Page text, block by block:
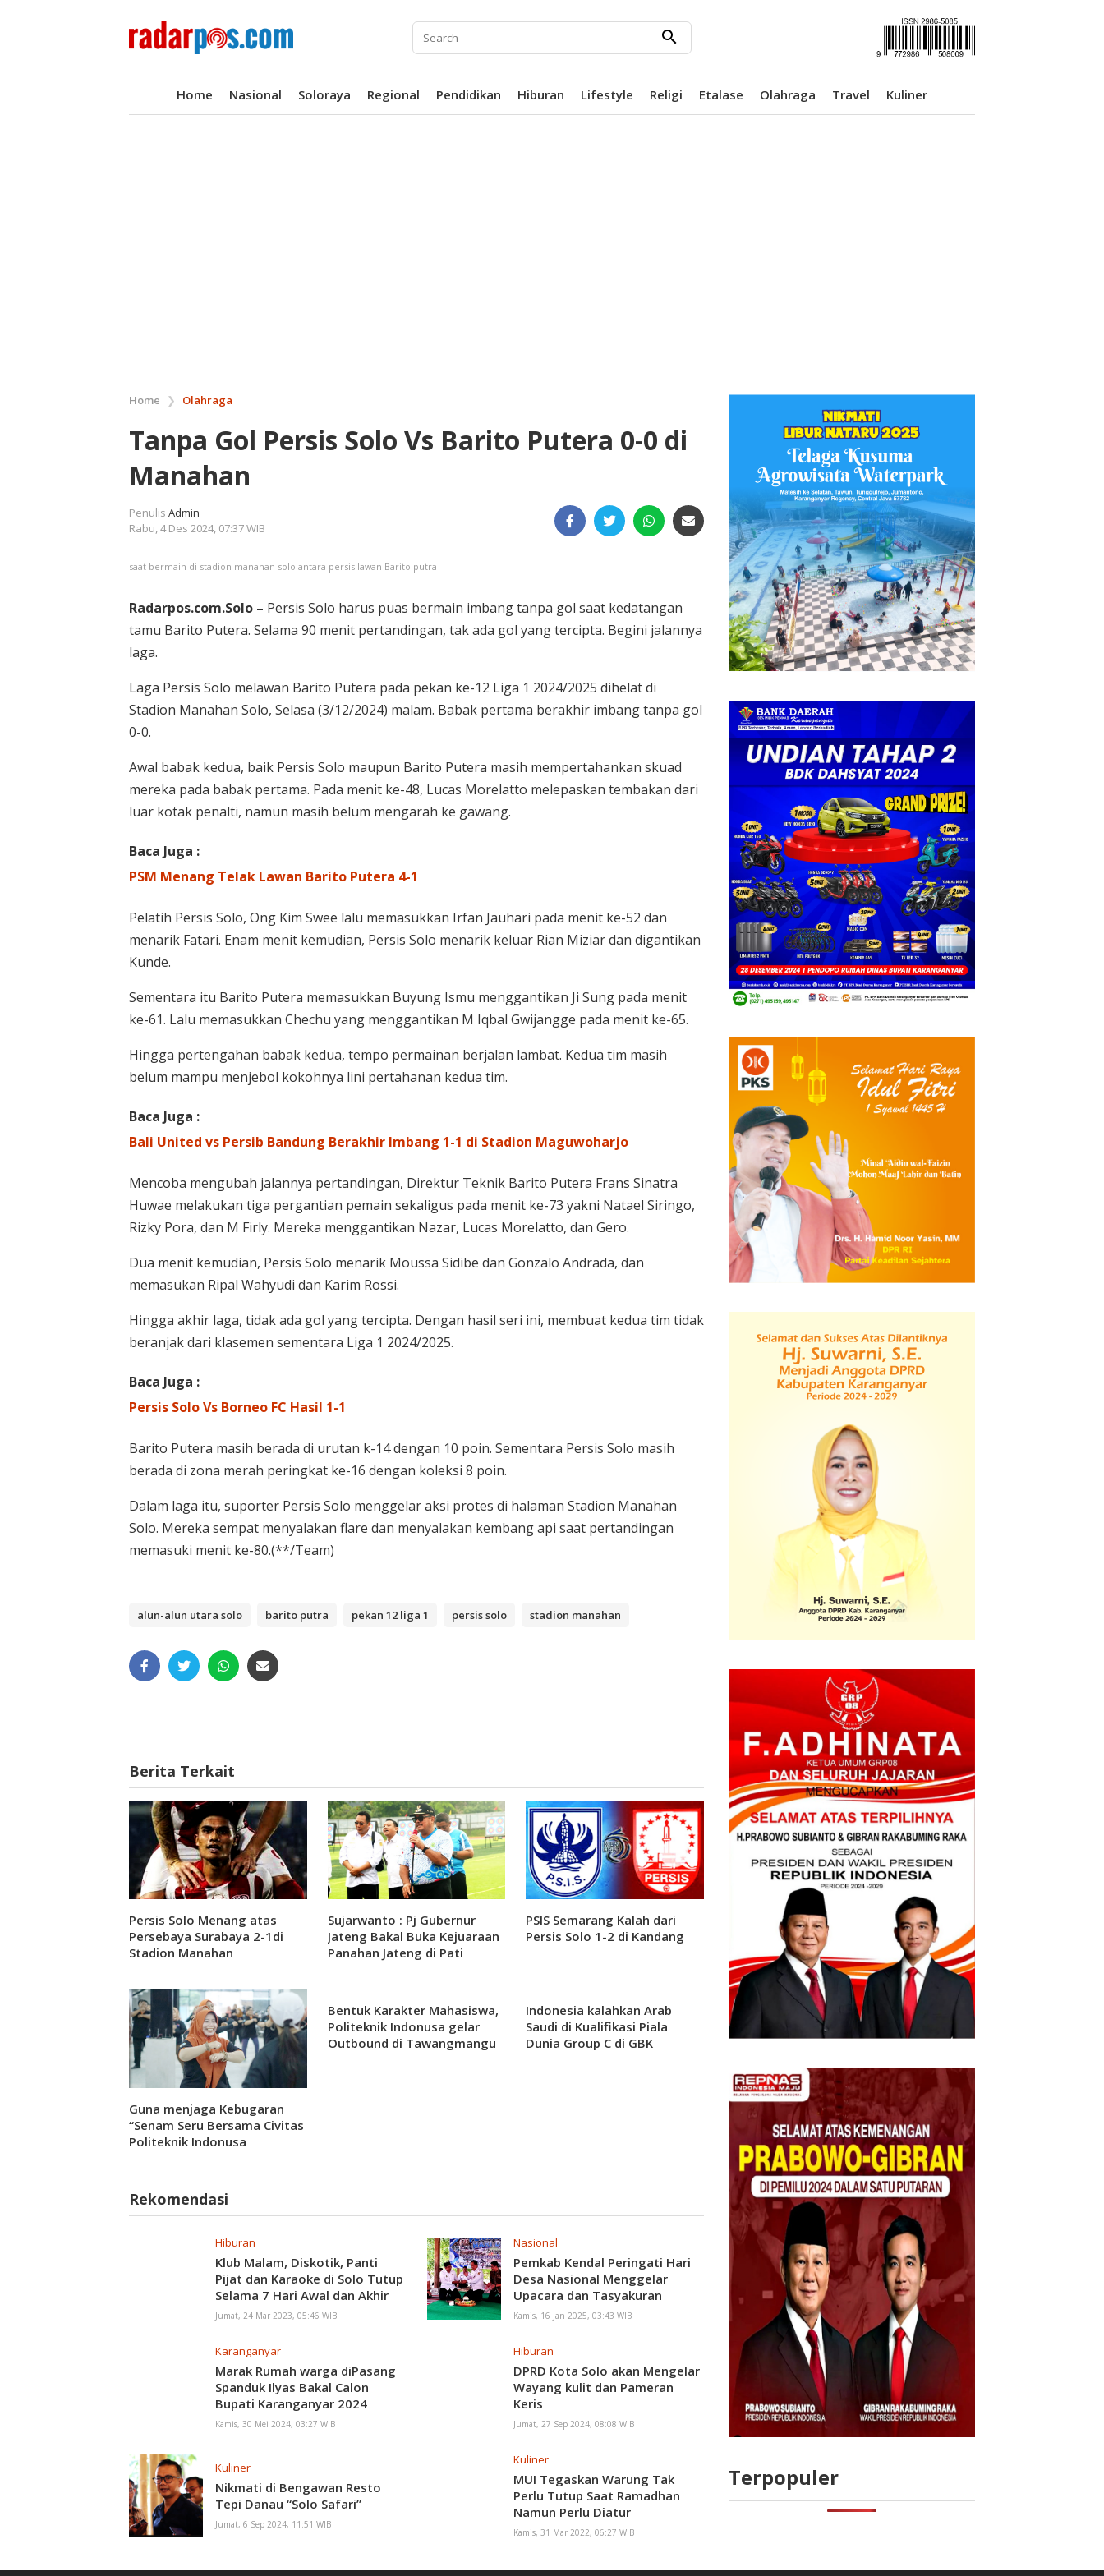
search
Home Nasional Soloraya Regional Pendidikan Hiburan Lifestyle Religi Etalase Olahraga Travel Kuliner
Home ❯ Olahraga
Tanpa Gol Persis Solo Vs Barito Putera 0-0 di
Manahan
Penulis Admin
Rabu, 4 Des 2024, 07:37 WIB
saat bermain di stadion manahan solo antara persis lawan Barito putra
Radarpos.com.Solo – Persis Solo harus puas bermain imbang tanpa gol saat kedatangan
tamu Barito Putera. Selama 90 menit pertandingan, tak ada gol yang tercipta. Begini jalannya
laga.
Laga Persis Solo melawan Barito Putera pada pekan ke-12 Liga 1 2024/2025 dihelat di
Stadion Manahan Solo, Selasa (3/12/2024) malam. Babak pertama berakhir imbang tanpa gol
0-0.
Awal babak kedua, baik Persis Solo maupun Barito Putera masih mempertahankan skuad
mereka pada babak pertama. Pada menit ke-48, Lucas Morelatto melepaskan tembakan dari
luar kotak penalti, namun masih belum mengarah ke gawang.
Baca Juga :
PSM Menang Telak Lawan Barito Putera 4-1
Pelatih Persis Solo, Ong Kim Swee lalu memasukkan Irfan Jauhari pada menit ke-52 dan
menarik Fatari. Enam menit kemudian, Persis Solo menarik keluar Rian Miziar dan digantikan
Kunde.
Sementara itu Barito Putera memasukkan Buyung Ismu menggantikan Ji Sung pada menit
ke-61. Lalu memasukkan Chechu yang menggantikan M Iqbal Gwijangge pada menit ke-65.
Hingga pertengahan babak kedua, tempo permainan berjalan lambat. Kedua tim masih
belum mampu menjebol kokohnya lini pertahanan kedua tim.
Baca Juga :
Bali United vs Persib Bandung Berakhir Imbang 1-1 di Stadion Maguwoharjo
Mencoba mengubah jalannya pertandingan, Direktur Teknik Barito Putera Frans Sinatra
Huwae melakukan tiga pergantian pemain sekaligus pada menit ke-73 yakni Natael Siringo,
Rizky Pora, dan M Firly. Mereka menggantikan Nazar, Lucas Morelatto, dan Gero.
Dua menit kemudian, Persis Solo menarik Moussa Sidibe dan Gonzalo Andrada, dan
memasukan Ripal Wahyudi dan Karim Rossi.
Hingga akhir laga, tidak ada gol yang tercipta. Dengan hasil seri ini, membuat kedua tim tidak
beranjak dari klasemen sementara Liga 1 2024/2025.
Baca Juga :
Persis Solo Vs Borneo FC Hasil 1-1
Barito Putera masih berada di urutan k-14 dengan 10 poin. Sementara Persis Solo masih
berada di zona merah peringkat ke-16 dengan koleksi 8 poin.
Dalam laga itu, suporter Persis Solo menggelar aksi protes di halaman Stadion Manahan
Solo. Mereka sempat menyalakan flare dan menyalakan kembang api saat pertandingan
memasuki menit ke-80.(**/Team)
alun-alun utara solo barito putra pekan 12 liga 1 persis solo stadion manahan
Berita Terkait
Persis Solo Menang atas
Persebaya Surabaya 2-1di
Stadion Manahan
Sujarwanto : Pj Gubernur
Jateng Bakal Buka Kejuaraan
Panahan Jateng di Pati
PSIS Semarang Kalah dari
Persis Solo 1-2 di Kandang
Guna menjaga Kebugaran
“Senam Seru Bersama Civitas
Politeknik Indonusa
Bentuk Karakter Mahasiswa,
Politeknik Indonusa gelar
Outbound di Tawangmangu
Indonesia kalahkan Arab
Saudi di Kualifikasi Piala
Dunia Group C di GBK
Rekomendasi
Hiburan
Klub Malam, Diskotik, Panti
Pijat dan Karaoke di Solo Tutup
Selama 7 Hari Awal dan Akhir
Ramadan
Jumat, 24 Mar 2023, 05:46 WIB
Nasional
Pemkab Kendal Peringati Hari
Desa Nasional Menggelar
Upacara dan Tasyakuran
Kamis, 16 Jan 2025, 03:43 WIB
Karanganyar
Marak Rumah warga diPasang
Spanduk Ilyas Bakal Calon
Bupati Karanganyar 2024
Kamis, 30 Mei 2024, 03:27 WIB
Hiburan
DPRD Kota Solo akan Mengelar
Wayang kulit dan Pameran
Keris
Jumat, 27 Sep 2024, 08:08 WIB
Kuliner
Nikmati di Bengawan Resto
Tepi Danau “Solo Safari”
Jumat, 6 Sep 2024, 11:51 WIB
Kuliner
MUI Tegaskan Warung Tak
Perlu Tutup Saat Ramadhan
Namun Perlu Diatur
Kamis, 31 Mar 2022, 06:27 WIB
Terpopuler